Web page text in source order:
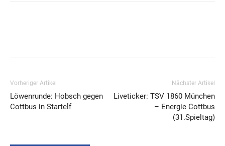
Vorheriger Artikel
Löwenrunde: Hobsch gegen
Cottbus in Startelf
Nächster Artikel
Liveticker: TSV 1860 München
– Energie Cottbus
(31.Spieltag)